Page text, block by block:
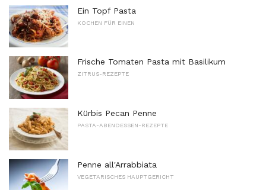
Ein Topf Pasta
KOCHEN FÜR EINEN
Frische Tomaten Pasta mit Basilikum
ZITRUS-REZEPTE
Kürbis Pecan Penne
PASTA-ABENDESSEN-REZEPTE
Penne all'Arrabbiata
VEGETARISCHES HAUPTGERICHT